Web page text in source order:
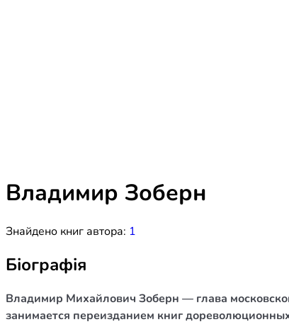
Владимир Зоберн
Знайдено книг автора: 1
Біографія
Владимир Михайлович Зоберн — глава
занимается переизданием книг